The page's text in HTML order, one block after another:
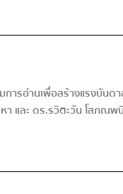
อ่านเพื่อสร้างแรงบันด
และ ดร.รวิตะวัน โสภ